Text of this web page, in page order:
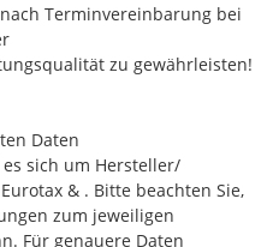
Terminvereinbarung bei
zu gewährleisten!
Daten
sich um Hersteller/
& . Bitte beachten Sie,
zum jeweiligen
Für genauere Daten